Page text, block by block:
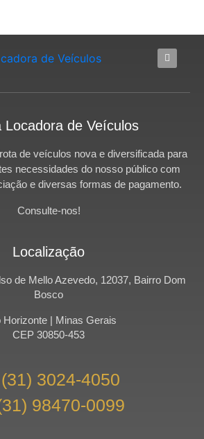
Locadora de Veículos
de veículos nova e diversificada para
necessidades do nosso público com
e diversas formas de pagamento.
Consulte-nos!
Localização
de Mello Azevedo, 12037, Bairro Dom
Bosco
Horizonte | Minas Gerais
CEP 30850-453
(31) 3024-4050
98470-0099